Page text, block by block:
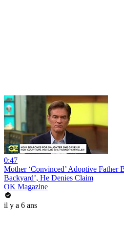
0:47
Mother ‘Convinced’ Adoptive Father
Backyard’, He Denies Claim
OK Magazine
il y a 6 ans